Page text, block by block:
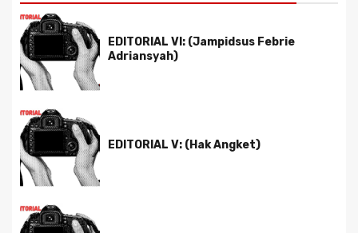
EDITORIAL VI: (Jampidsus Febrie
Adriansyah)
EDITORIAL V: (Hak Angket)